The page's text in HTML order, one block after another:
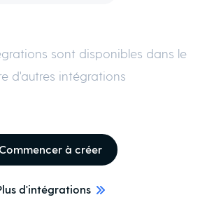
sont disponibles dans le
d'autres intégrations
à créer
d'intégrations